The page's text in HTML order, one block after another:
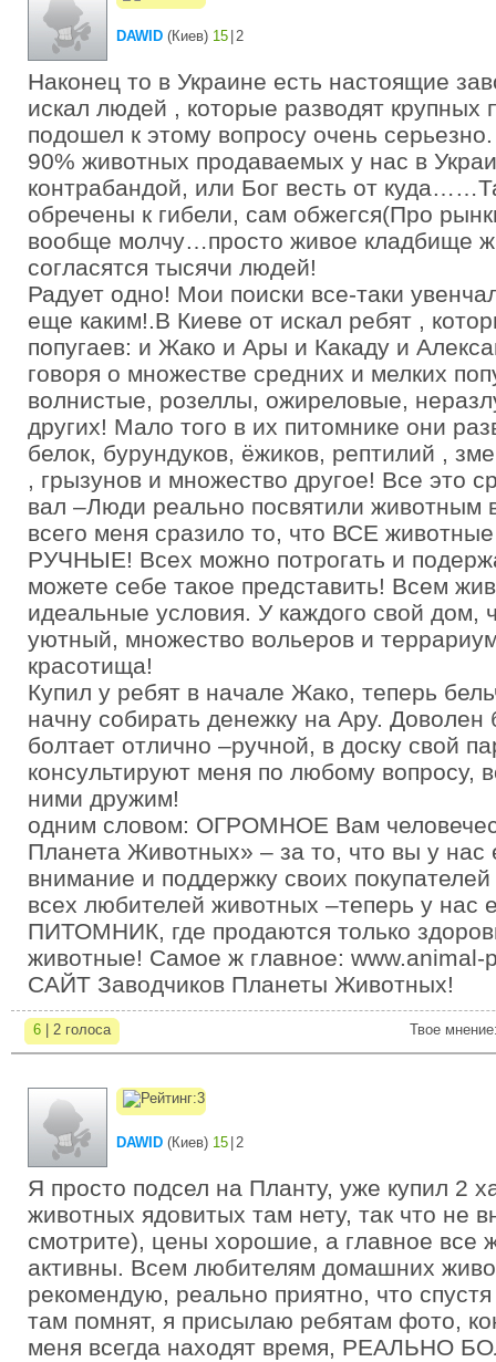
DAWID (Киев) 15 2
Наконец то в Украине есть настоящие
искал людей , которые разводят крупных
подошел к этому вопросу очень
90% животных продаваемых у нас в
контрабандой, или Бог весть от
обречены к гибели, сам обжегся(Про
вообще молчу…просто живое кладбище
согласятся тысячи людей!
Радует одно! Мои поиски все-таки
еще каким!.В Киеве от искал ребят ,
попугаев: и Жако и Ары и Какаду и
говоря о множестве средних и мелких
волнистые, розеллы, ожиреловые,
других! Мало того в их питомнике они
белок, бурундуков, ёжиков, рептилий ,
, грызунов и множество другое! Все это
вал –Люди реально посвятили животным
всего меня сразило то, что ВСЕ
РУЧНЫЕ! Всех можно потрогать и
можете себе такое представить! Всем
идеальные условия. У каждого свой дом,
уютный, множество вольеров и
красотища!
Купил у ребят в начале Жако, теперь
начну собирать денежку на Ару.
болтает отлично –ручной, в доску свой
консультируют меня по любому вопросу,
ними дружим!
одним словом: ОГРОМНОЕ Вам
Планета Животных» – за то, что вы у нас
внимание и поддержку своих
всех любителей животных –теперь у
ПИТОМНИК, где продаются только
животные! Самое ж главное:
САЙТ Заводчиков Планеты Животных!
6 | 2 голоса Твое
DAWID (Киев) 15 2
Я просто подсел на Планту, уже купил 2
животных ядовитых там нету, так что не
смотрите), цены хорошие, а главное все
активны. Всем любителям домашних
рекомендую, реально приятно, что
там помнят, я присылаю ребятам фото,
меня всегда находят время, РЕАЛЬНО